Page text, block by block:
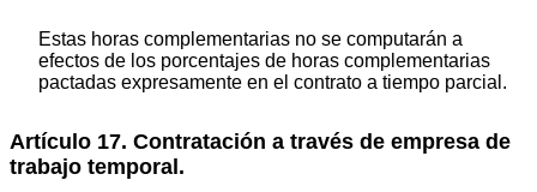
Estas horas complementarias no se computarán a
efectos de los porcentajes de horas complementarias
pactadas expresamente en el contrato a tiempo parcial.
Artículo 17. Contratación a través de empresa de
trabajo temporal.